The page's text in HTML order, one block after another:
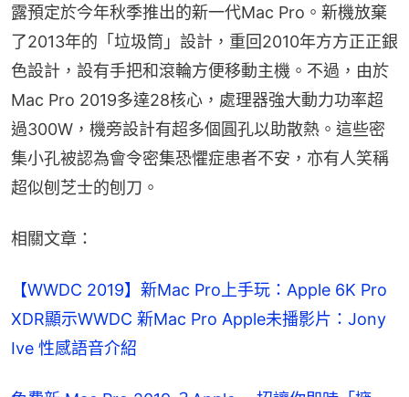
露預定於今年秋季推出的新一代Mac Pro。新機放棄
了2013年的「垃圾筒」設計，重回2010年方方正正銀
色設計，設有手把和滾輪方便移動主機。不過，由於
Mac Pro 2019多達28核心，處理器強大動力功率超
過300W，機旁設計有超多個圓孔以助散熱。這些密
集小孔被認為會令密集恐懼症患者不安，亦有人笑稱
超似刨芝士的刨刀。
相關文章：
【WWDC 2019】新Mac Pro上手玩：Apple 6K Pro
XDR顯示WWDC 新Mac Pro Apple未播影片：Jony
Ive 性感語音介紹